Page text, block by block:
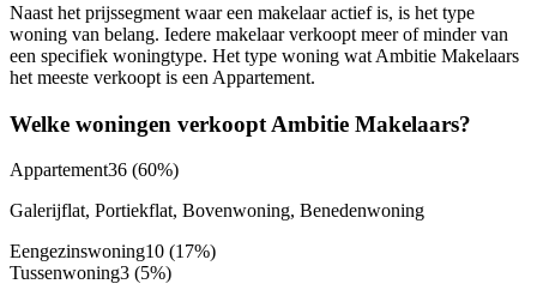
Naast het prijssegment waar een makelaar actief is, is het type
woning van belang. Iedere makelaar verkoopt meer of minder van
een specifiek woningtype. Het type woning wat Ambitie Makelaars
het meeste verkoopt is een Appartement.
Welke woningen verkoopt Ambitie Makelaars?
Appartement36 (60%)
Galerijflat, Portiekflat, Bovenwoning, Benedenwoning
Eengezinswoning10 (17%)
Tussenwoning3 (5%)